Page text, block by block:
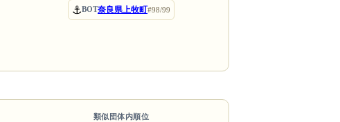
⚓BOT奈良県上牧町#98/99
類似団体内順位